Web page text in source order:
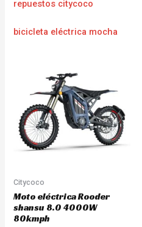
repuestos citycoco
bicicleta eléctrica mocha
Citycoco
Moto eléctrica Rooder
shansu 8.0 4000W
80kmph